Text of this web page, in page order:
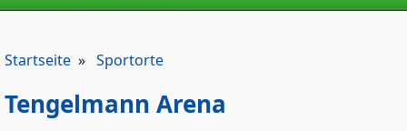
Startseite » Sportorte
Tengelmann Arena